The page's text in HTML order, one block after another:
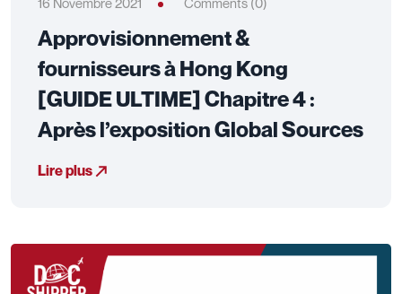
Approvisionnement &
fournisseurs à Hong Kong
[GUIDE ULTIME] Chapitre 4 :
Après l’exposition Global Sources
Lire plus